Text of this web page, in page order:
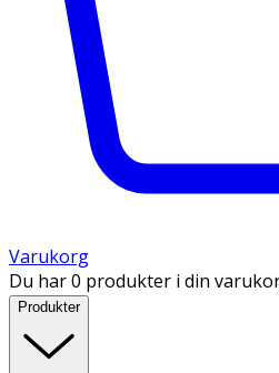
Varukorg
Du har 0 produkter i din
Produkter